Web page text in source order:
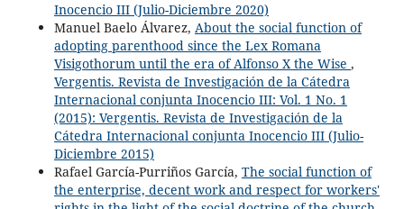
Inocencio III (Julio-Diciembre 2020)
Manuel Baelo Álvarez, About the social function of
adopting parenthood since the Lex Romana
Visigothorum until the era of Alfonso X the Wise ,
Vergentis. Revista de Investigación de la Cátedra
Internacional conjunta Inocencio III: Vol. 1 No. 1
(2015): Vergentis. Revista de Investigación de la
Cátedra Internacional conjunta Inocencio III (Julio-
Diciembre 2015)
Rafael García-Purriños García, The social function of
the enterprise, decent work and respect for workers'